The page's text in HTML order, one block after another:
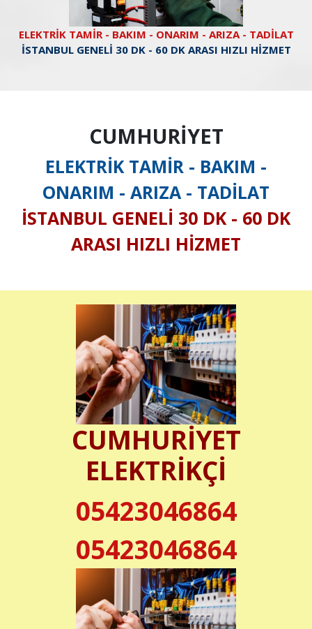
ELEKTRİK TAMİR - BAKIM - ONARIM - ARIZA - TADİLAT
İSTANBUL GENELİ 30 DK - 60 DK ARASI HIZLI HİZMET
CUMHURİYET
ELEKTRİK TAMİR - BAKIM -
ONARIM - ARIZA - TADİLAT
İSTANBUL GENELİ 30 DK - 60 DK
ARASI HIZLI HİZMET
CUMHURİYET
ELEKTRİKÇİ
05423046864
05423046864